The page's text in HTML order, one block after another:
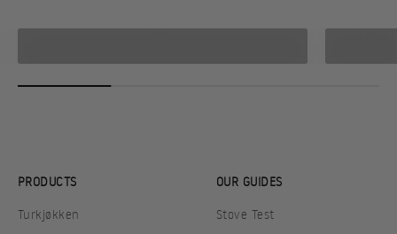
Stoves
PRODUCTS
Turkjøkken
OUR GUIDES
Stove Test